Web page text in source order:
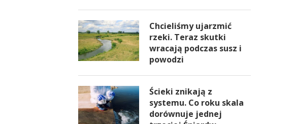
Chcieliśmy ujarzmić
rzeki. Teraz skutki
wracają podczas susz i
powodzi
Ścieki znikają z
systemu. Co roku skala
dorównuje jednej